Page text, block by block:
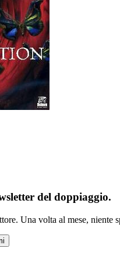
del doppiaggio.
Una volta al mese, niente